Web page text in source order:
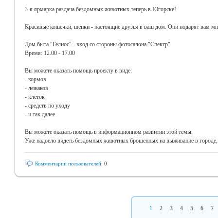
3-я ярмарка раздача бездомных животных теперь в Югорске!
Красивые кошечки, щенки - настоящие друзья в ваш дом. Они подарят вам
Дом быта "Гелиос" - вход со стороны фотосалона "Спектр"
Время: 12.00 - 17.00
Вы можете оказать помощь проекту в виде:
- кормов
- лежаков
- клеток
- средств по уходу
- и так далее
Вы можете оказать помощь в информационном развитии этой темы.
Уже надоело видеть бездомных животных брошенных на выживание в
Комментарии пользователей: 0
1 2 3 4 5 6 7